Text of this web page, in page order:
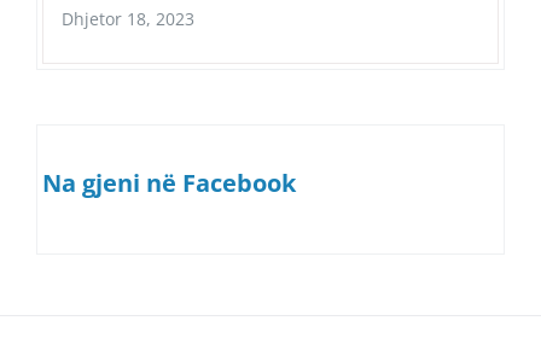
Dhjetor 18, 2023
Na gjeni në Facebook